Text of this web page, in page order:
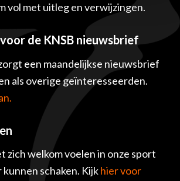
vol met uitleg en verwijzingen.
de KNSB nieuwsbrief
een maandelijkse nieuwsbrief
als overige geïnteresseerden.
zich welkom voelen in onze sport
kunnen schaken. Kijkhier voor